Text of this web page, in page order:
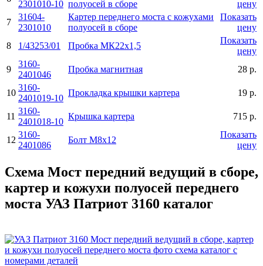
2301010-10 полуосей в сборе
цену
7
31604-
2301010
Картер переднего моста с кожухами
полуосей в сборе
Показать
цену
8
1/43253/01 Пробка МК22х1,5
Показать
цену
9
3160-
2401046
Пробка магнитная 28 р.
10
3160-
2401019-10
Прокладка крышки картера 19 р.
11
3160-
2401018-10
Крышка картера 715 р.
12
3160-
2401086
Болт М8х12
Показать
цену
Схема Мост передний ведущий в сборе,
картер и кожухи полуосей переднего
моста УАЗ Патриот 3160 каталог